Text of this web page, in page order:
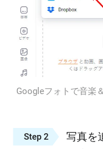
Googleフォトで音楽
Step 2
写真を